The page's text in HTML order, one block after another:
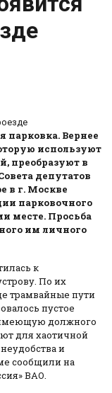
парковка. Вернее
используют
преобразуют в
депутатов
в г. Москве
парковочного
месте. Просьба
им личного
к
По их
трамвайные пути
пустое
должного
для хаотичной
и
сообщили на
ВАО.